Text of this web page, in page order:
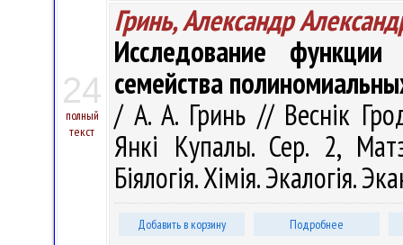
24
полный
текст
Гринь, Александр
Исследование функции
семейства
/ А. А. Гринь // Веснік
Янкі Купалы. Сер. 2,
Біялогія. Хімія. Экалогія.
Добавить в корзину Подробнее